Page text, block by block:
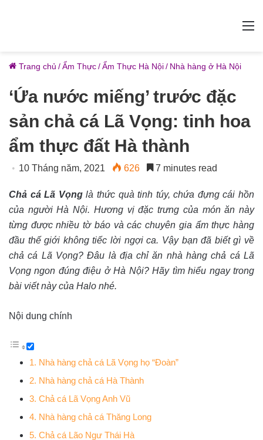
Trang chủ /Ẩm Thực/Ẩm Thực Hà Nội/ Nhà hàng ở Hà Nội
‘Ứa nước miếng’ trước đặc
sản chả cá Lã Vọng: tinh hoa
ẩm thực đất Hà thành
10 Tháng năm, 2021 626 7 minutes read
Chả cá Lã Vọnglà thức quà tinh túy, chứa đựng cái hồn
của người Hà Nội. Hương vị đặc trưng của món ăn này
từng được nhiều tờ báo và các chuyên gia ẩm thực hàng
đầu thế giới không tiếc lời ngợi ca. Vậy bạn đã biết gì về
chả cá Lã Vọng? Đâu là địa chỉ ăn nhà hàng chả cá Lã
Vọng ngon đúng điệu ở Hà Nội? Hãy tìm hiểu ngay trong
bài viết này của Halo nhé.
Nội dung chính
1. Nhà hàng chả cá Lã Vọng họ “Đoàn”
2. Nhà hàng chả cá Hà Thành
3. Chả cá Lã Vọng Anh Vũ
4. Nhà hàng chả cá Thăng Long
5. Chả cá Lão Ngư Thái Hà